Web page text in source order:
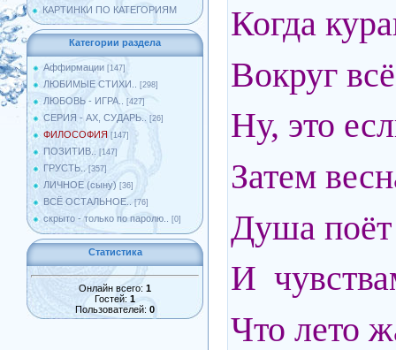
КАРТИНКИ ПО КАТЕГОРИЯМ
Категории раздела
Аффирмации [147]
ЛЮБИМЫЕ СТИХИ.. [298]
ЛЮБОВЬ - ИГРА.. [427]
СЕРИЯ - АХ, СУДАРЬ.. [26]
ФИЛОСОФИЯ [147]
ПОЗИТИВ.. [147]
ГРУСТЬ.. [357]
ЛИЧНОЕ (сыну) [36]
ВСЁ ОСТАЛЬНОЕ.. [76]
скрыто - только по паролю.. [0]
Статистика
Онлайн всего: 1
Гостей: 1
Пользователей: 0
Когда
Вокруг
Ну, это
Затем
Душа
И
Что лето